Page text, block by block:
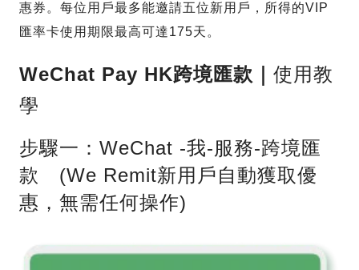
惠券。每位用戶最多能邀請五位新用戶，所得的VIP
匯率卡使用期限最高可達175天。
WeChat Pay HK跨境匯款｜ 使用教
學
步驟一：WeChat -我-服務-跨境匯
款 (We Remit新用戶自動獲取優
惠，無需任何操作)